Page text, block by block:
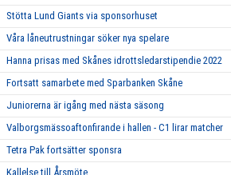
Stötta Lund Giants via sponsorhuset
Våra låneutrustningar söker nya spelare
Hanna prisas med Skånes idrottsledarstipendie 2022
Fortsatt samarbete med Sparbanken Skåne
Juniorerna är igång med nästa säsong
Valborgsmässoaftonfirande i hallen - C1 lirar matcher
Tetra Pak fortsätter sponsra
Kallelse till Årsmöte